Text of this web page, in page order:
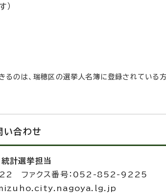
）
のは、瑞穂区の選挙人名簿に登録されている方
い合わせ
計選挙担当
ファクス番号：052-852-9225